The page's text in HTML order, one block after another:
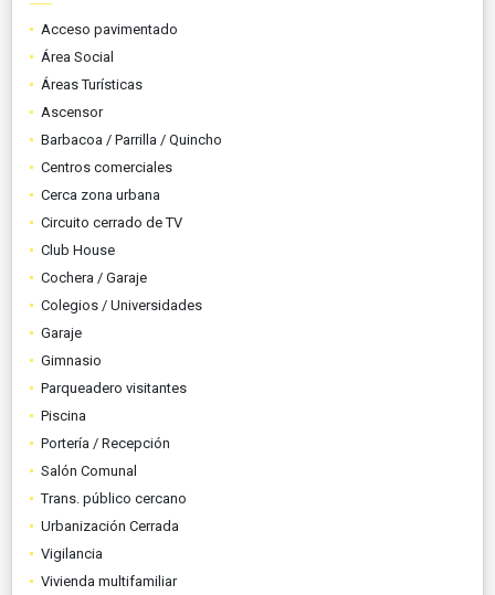
Acceso pavimentado
Área Social
Áreas Turísticas
Ascensor
Barbacoa / Parrilla / Quincho
Centros comerciales
Cerca zona urbana
Circuito cerrado de TV
Club House
Cochera / Garaje
Colegios / Universidades
Garaje
Gimnasio
Parqueadero visitantes
Piscina
Portería / Recepción
Salón Comunal
Trans. público cercano
Urbanización Cerrada
Vigilancia
Vivienda multifamiliar